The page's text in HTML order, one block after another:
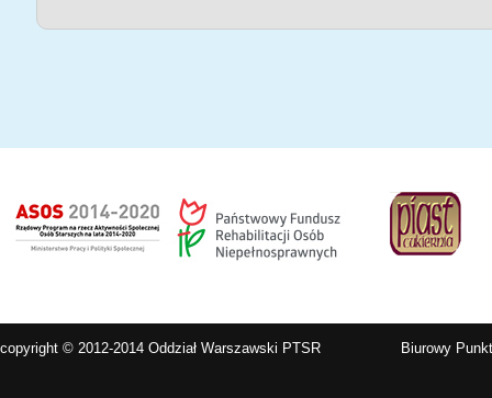
copyright © 2012-2014 Oddział Warszawski PTSR Biurowy